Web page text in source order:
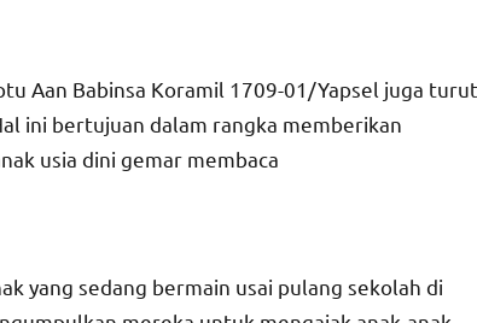
Aan Babinsa Koramil 1709-01/Yapsel juga turut
ini bertujuan dalam rangka memberikan
usia dini gemar membaca
yang sedang bermain usai pulang sekolah di